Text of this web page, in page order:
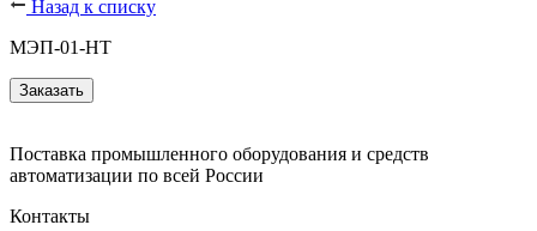
Назад к списку
МЭП-01-НТ
Заказать
Поставка промышленного оборудования и средств
автоматизации по всей России
Контакты